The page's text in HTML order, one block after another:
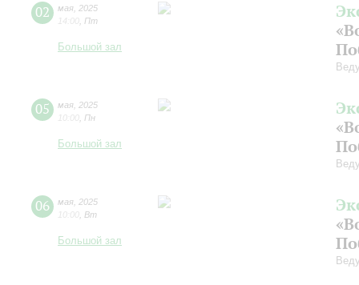
02 мая 2025
14:00 Пт
Большой зал
05 мая 2025
10:00 Пн
Большой зал
06 мая 2025
10:00 Вт
Большой зал